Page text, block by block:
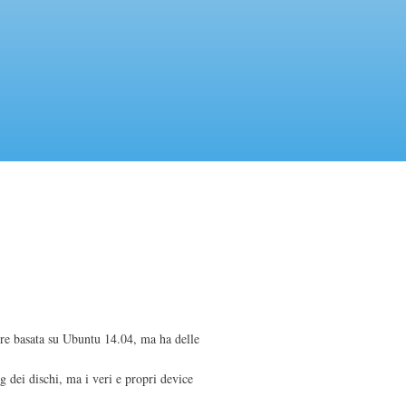
basata su Ubuntu 14.04, ma ha delle
dei dischi, ma i veri e propri device